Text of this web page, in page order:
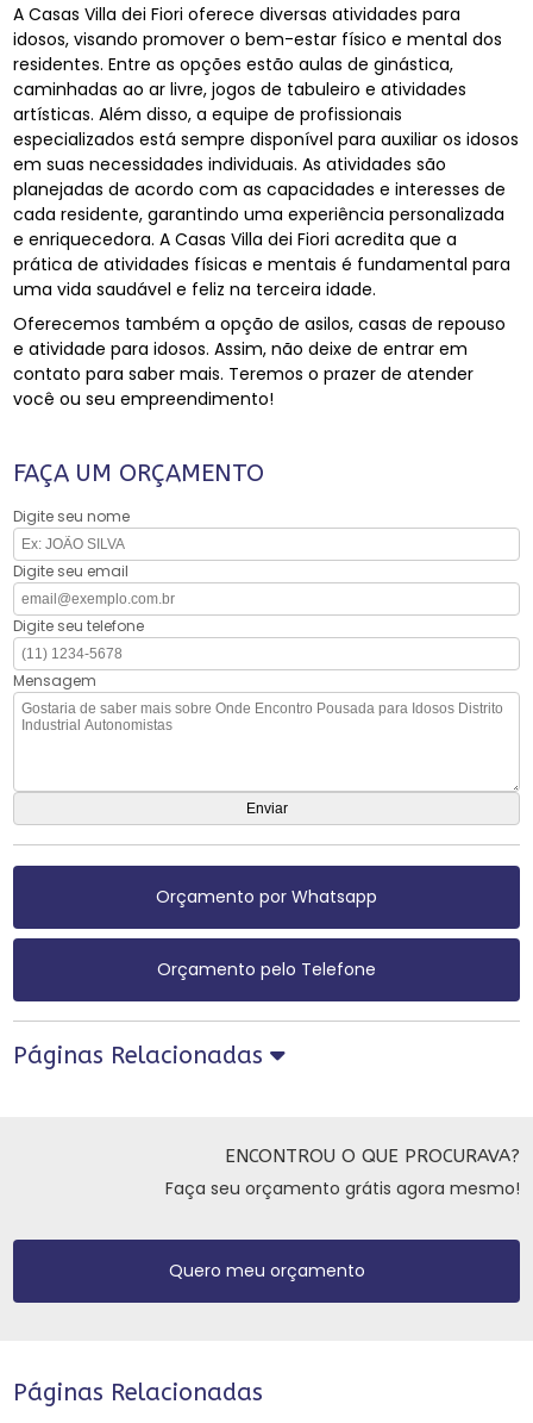
A Casas Villa dei Fiori oferece diversas atividades para
idosos, visando promover o bem-estar físico e mental dos
residentes. Entre as opções estão aulas de ginástica,
caminhadas ao ar livre, jogos de tabuleiro e atividades
artísticas. Além disso, a equipe de profissionais
especializados está sempre disponível para auxiliar os idosos
em suas necessidades individuais. As atividades são
planejadas de acordo com as capacidades e interesses de
cada residente, garantindo uma experiência personalizada
e enriquecedora. A Casas Villa dei Fiori acredita que a
prática de atividades físicas e mentais é fundamental para
uma vida saudável e feliz na terceira idade.
Oferecemos também a opção de asilos, casas de repouso
e atividade para idosos. Assim, não deixe de entrar em
contato para saber mais. Teremos o prazer de atender
você ou seu empreendimento!
FAÇA UM ORÇAMENTO
Digite seu nome
Digite seu email
Digite seu telefone
Mensagem
Orçamento por Whatsapp
Orçamento pelo Telefone
Páginas Relacionadas
ENCONTROU O QUE PROCURAVA?
Faça seu orçamento grátis agora mesmo!
Quero meu orçamento
Páginas Relacionadas